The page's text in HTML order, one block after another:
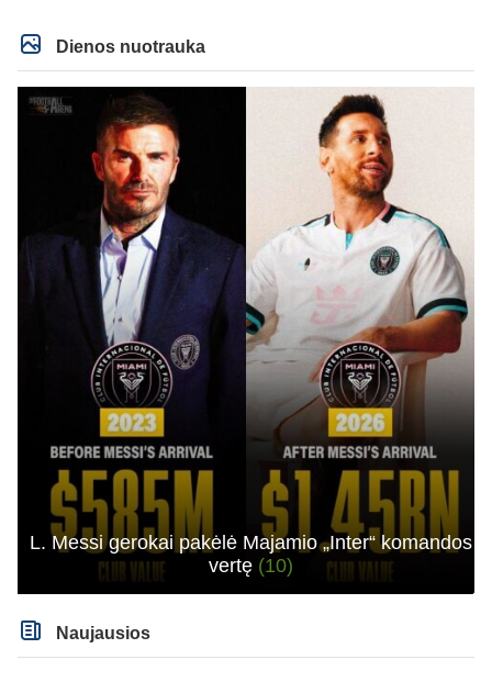
Dienos nuotrauka
L. Messi gerokai pakėlė Majamio „Inter“ komandos
vertę (10)
Naujausios